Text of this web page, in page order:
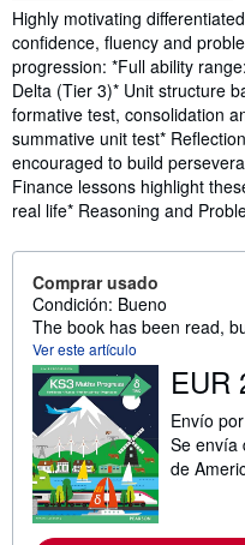
Sinopsis
Highly motivating
confidence, fluency and
progression: *Full ability
Delta (Tier 3)* Unit structure
formative test, consolidation
summative unit test*
encouraged to build
Finance lessons highlight
real life* Reasoning and
Comprar usado
Condición: Bueno
The book has been read,
Ver este artículo
EUR
Envío
Se envía
de